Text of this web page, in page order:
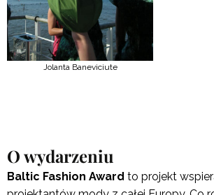
Jolanta Baneviciute
O wydarzeniu
Baltic Fashion Award to projekt